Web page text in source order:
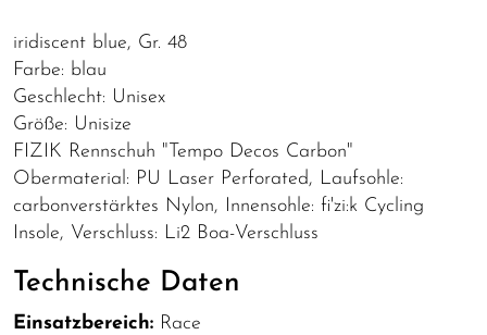
iridiscent blue, Gr. 48
Farbe: blau
Geschlecht: Unisex
Größe: Unisize
FIZIK Rennschuh "Tempo Decos Carbon"
Obermaterial: PU Laser Perforated, Laufsohle:
carbonverstärktes Nylon, Innensohle: fi'zi:k Cycling
Insole, Verschluss: Li2 Boa-Verschluss
Technische Daten
Einsatzbereich: Race